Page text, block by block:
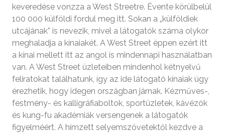
keveredése vonzza a West Streetre. Évente körülbelül
100 000 külföldi fordul meg itt. Sokan a „külföldiek
utcájának” is nevezik, mivel a látogatók száma olykor
meghaladja a kínaiakét. A West Street éppen ezért itt
a kínai mellett itt az angol is mindennapi használatban
van. A West Street üzleteiben mindenhol kétnyelvű
feliratokat találhatunk, így az ide látogató kínaiak úgy
érezhetik, hogy idegen országban járnak. Kézműves-,
festmény- és kalligráfiaboltok, sportüzletek, kávézók
és kung-fu akadémiák versengenek a látogatók
figyelméért. A hímzett selyemszövetektől kezdve a